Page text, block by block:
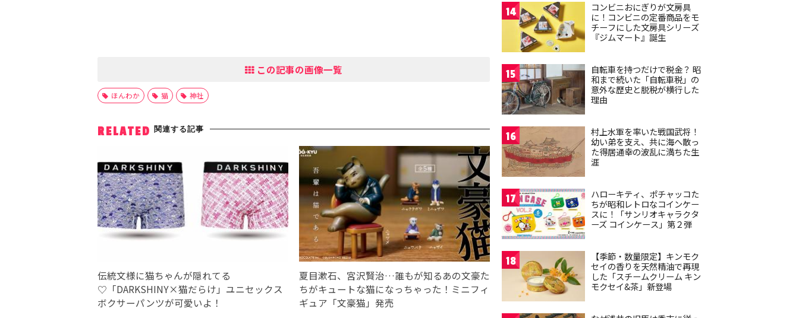
この記事の画像一覧
ほんわか 猫 神社
RELATED 関連する記事
伝統文様に猫ちゃんが隠れてる
♡「DARKSHINY×猫だらけ」ユニセックス
ボクサーパンツが可愛いよ！
夏目漱石、宮沢賢治…誰もが知るあの文豪た
ちがキュートな猫になっちゃった！ミニフィ
ギュア「文豪猫」発売
14
コンビニおにぎりが文房具
に！コンビニの定番商品をモ
チーフにした文房具シリーズ
『ジムマート』誕生
15
自転車を持つだけで税金？ 昭
和まで続いた「自転車税」の
意外な歴史と脱税が横行した
理由
16
村上水軍を率いた戦国武将！
幼い弟を支え、共に海へ散っ
た得居通幸の波乱に満ちた生
涯
17
ハローキティ、ポチャッコた
ちが昭和レトロなコインケー
スに！「サンリオキャラクタ
ーズ コインケース」第２弾
18
【季節・数量限定】キンモク
セイの香りを天然精油で再現
した「スチームクリーム キン
モクセイ&茶」新登場